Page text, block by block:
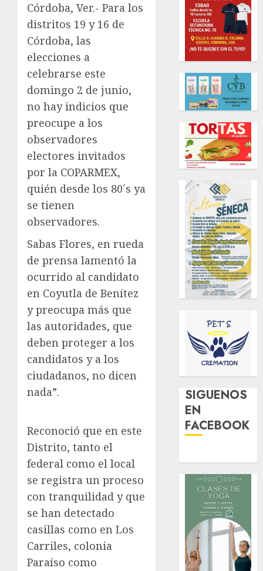
Córdoba, Ver.- Para los
distritos 19 y 16 de
Córdoba, las
elecciones a
celebrarse este
domingo 2 de junio,
no hay indicios que
preocupe a los
observadores
electores invitados
por la COPARMEX,
quién desde los 80´s ya
se tienen
observadores.
Sabas Flores, en rueda
de prensa lamentó la
ocurrido al candidato
en Coyutla de Benítez
y preocupa más que
las autoridades, que
deben proteger a los
candidatos y a los
ciudadanos, no dicen
nada”.
Reconoció que en este
Distrito, tanto el
federal como el local
se registra un proceso
con tranquilidad y que
se han detectado
casillas como en Los
Carriles, colonia
Paraíso como
SIGUENOS
EN
FACEBOOK